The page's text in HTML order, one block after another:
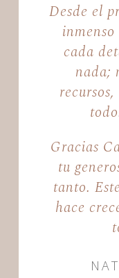
Desde el
inmenso
cada
nada;
Gracias
tu
tanto.
hace